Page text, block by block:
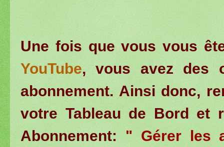
Une fois que vous vous
YouTube, vous avez des
abonnement. Ainsi donc,
votre Tableau de Bord et
Abonnement: " Gérer les